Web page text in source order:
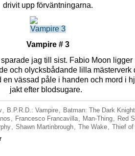
drivit upp förväntningarna.
Vampire # 3
jag till sist. Fabio Moon ligger
och olycksbådande lilla mästerverk
en vässad påle i handen och mord i
jakt efter blodsugare.
, B.P.R.D.: Vampire, Batman: The Dark
, Francesco Francavilla, Man-Thing, Red
, Shawn Martinbrough, The Wake, Thief